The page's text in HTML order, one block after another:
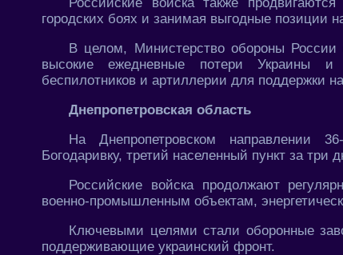
городских боях и занимая выгодные позиции
В целом, Министерство обороны России
высокие ежедневные потери Украины и
беспилотников и артиллерии для поддержки
Днепропетровская область
На Днепропетровском направлении
Богодаривку, третий населенный пункт за три
Российские войска продолжают
военно-промышленным объектам,
Ключевыми целями стали оборонные
поддерживающие украинский фронт.